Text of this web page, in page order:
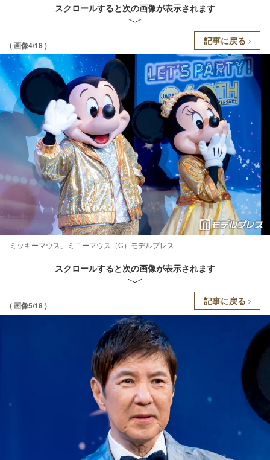
スクロールすると次の画像が表示されます
( 画像4/18 ) 記事に戻る
ミッキーマウス、ミニーマウス（C）モデルプレス
スクロールすると次の画像が表示されます
( 画像5/18 ) 記事に戻る